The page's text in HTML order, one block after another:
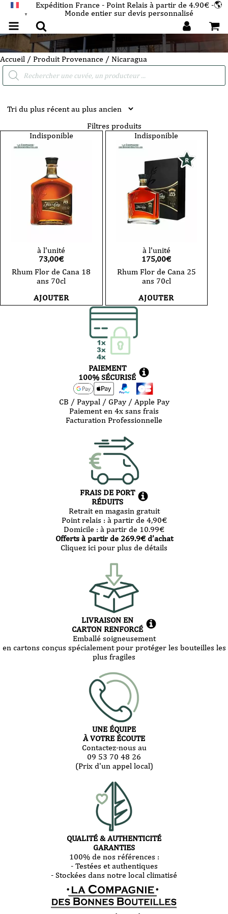
▼
Expédition France - Point Relais à partir de 4.90€ -🌎
Monde entier sur devis personnalisé
Nicaragua
Accueil / Produit Provenance / Nicaragua
Recherche
Filtres produits
Indisponible
à l'unité
73,00€
Rhum Flor de Cana 18
ans 70cl
AJOUTER
Indisponible
à l'unité
175,00€
Rhum Flor de Cana 25
ans 70cl
AJOUTER
PAIEMENT
100% SÉCURISÉ
CB / Paypal / GPay / Apple Pay
Paiement en 4x sans frais
Facturation Professionnelle
FRAIS DE PORT
RÉDUITS
Retrait en magasin gratuit
Point relais : à partir de 4,90€
Domicile : à partir de 10.99€
Offerts à partir de 269.9€ d’achat
Cliquez ici pour plus de détails
LIVRAISON EN
CARTON RENFORCÉ
Emballé soigneusement
en cartons conçus spécialement pour protéger les bouteilles les
plus fragiles
UNE ÉQUIPE
À VOTRE ÉCOUTE
Contactez-nous au
09 53 70 48 26
(Prix d'un appel local)
QUALITÉ & AUTHENTICITÉ
GARANTIES
100% de nos références :
- Testées et authentiques
- Stockées dans notre local climatisé